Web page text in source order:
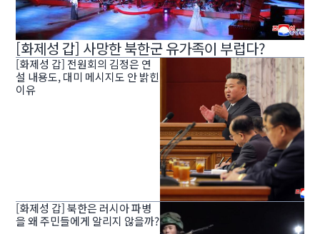
[화제성 갑] 사망한 북한군 유가족이 부럽다?
[화제성 갑] 전원회의 김정은 연
설 내용도, 대미 메시지도 안 밝힌
이유
[화제성 갑] 북한은 러시아 파병
을 왜 주민들에게 알리지 않을까?